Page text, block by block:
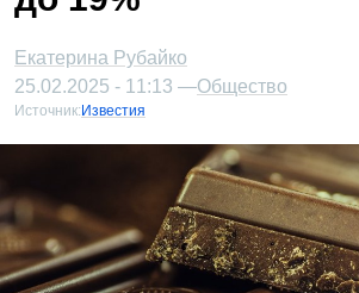
Екатерина Рубайко
25.02.2025 - 11:13 —Общество
Источник: Известия